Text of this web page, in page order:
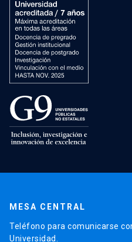
MESA CENTRAL
Teléfono para comunicarse
Universidad.